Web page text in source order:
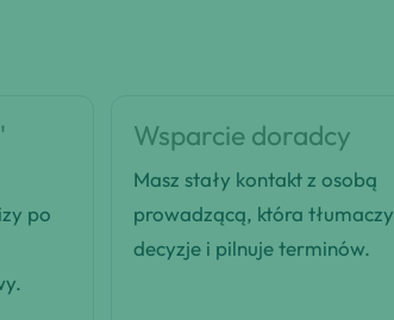
po
Wsparcie doradcy
Masz stały kontakt z osobą
prowadzącą, która tłumaczy
decyzje i pilnuje terminów.